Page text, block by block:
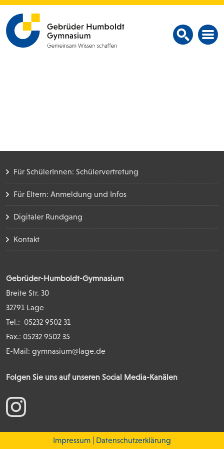
Für SchülerInnen: Schülervertretung
Für Eltern: Anmeldung und Infos
Digitaler Rundgang
Kontakt
Gebrüder-Humboldt-Gymnasium
Breite Str. 30
32791 Lage
Tel.: 05232 9502 31
Fax.: 05232 9502 35
E-Mail: gymnasium@lage.de
Folgen Sie uns auf unseren Social Media-Kanälen
Impressum Datenschutzerklärung